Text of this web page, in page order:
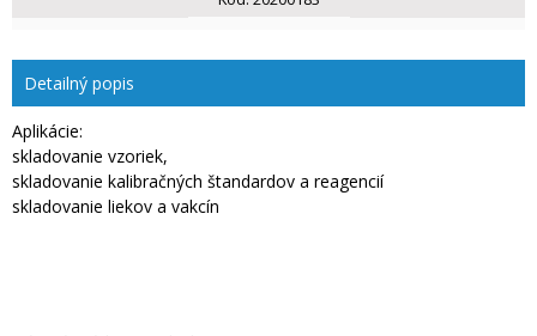
Detailný popis
Aplikácie:
skladovanie vzoriek,
skladovanie kalibračných štandardov a reagencií
skladovanie liekov a vakcín